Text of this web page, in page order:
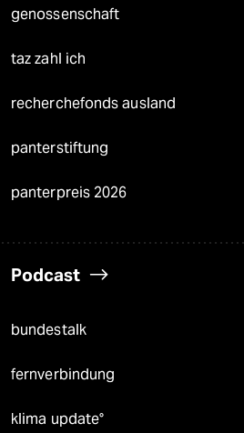
genossenschaft
taz zahl ich
recherchefonds ausland
panterstiftung
panterpreis 2026
Podcast
bundestalk
fernverbindung
klima update°